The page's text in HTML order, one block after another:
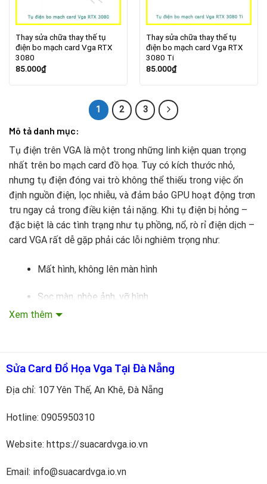
Thay sửa chữa thay thế tụ
điện bo mạch card Vga RTX
3080
85.000₫
Thay sửa chữa thay thế tụ
điện bo mạch card Vga RTX
3080 Ti
85.000₫
1 2 3
Mô tả danh mục:
Tụ điện trên VGA là một trong những linh kiện quan trọng
nhất trên bo mạch card đồ họa. Tuy có kích thước nhỏ,
nhưng tụ điện đóng vai trò không thể thiếu trong việc ổn
định nguồn điện, lọc nhiễu, và đảm bảo GPU hoạt động trơn
tru ngay cả trong điều kiện tải nặng. Khi tụ điện bị hỏng –
đặc biệt là các tình trạng như tụ phồng, nổ, rò rỉ điện dịch –
card VGA rất dễ gặp phải các lỗi nghiêm trọng như:
Mất hình, không lên màn hình
Sọc màn, nhòe ảnh, vỡ hình
Không nhận card đồ họa VGA trong BIOS hoặc hệ
hiệu
Đây là những dấu hiệu điển hình cho thấy card đồ họa đang
gặp sự cố liên quan đến nguồn hoặc tụ điện. Việc thay đúng
Xem thêm
Sửa Card Đồ Họa Vga Tại Đà Nẵng
Địa chỉ: 107 Yên Thế, An Khê, Đà Nẵng
Hotline: 0905950310
Website: https://suacardvga.io.vn
Email: info@suacardvga.io.vn